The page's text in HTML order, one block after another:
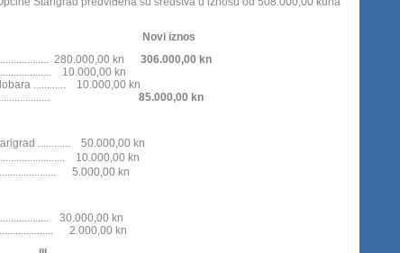
Novi iznos
280.000,00 kn 306.000,00 kn
10.000,00 kn
............ 10.000,00 kn
85.000,00 kn
............ 50.000,00 kn
10.000,00 kn
5.000,00 kn
30.000,00 kn
2.000,00 kn